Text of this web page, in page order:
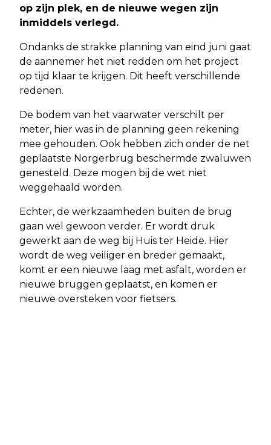
op zijn plek, en de nieuwe wegen zijn
inmiddels verlegd.
Ondanks de strakke planning van eind juni gaat
de aannemer het niet redden om het project
op tijd klaar te krijgen. Dit heeft verschillende
redenen.
De bodem van het vaarwater verschilt per
meter, hier was in de planning geen rekening
mee gehouden. Ook hebben zich onder de net
geplaatste Norgerbrug beschermde zwaluwen
genesteld. Deze mogen bij de wet niet
weggehaald worden.
Echter, de werkzaamheden buiten de brug
gaan wel gewoon verder. Er wordt druk
gewerkt aan de weg bij Huis ter Heide. Hier
wordt de weg veiliger en breder gemaakt,
komt er een nieuwe laag met asfalt, worden er
nieuwe bruggen geplaatst, en komen er
nieuwe oversteken voor fietsers.